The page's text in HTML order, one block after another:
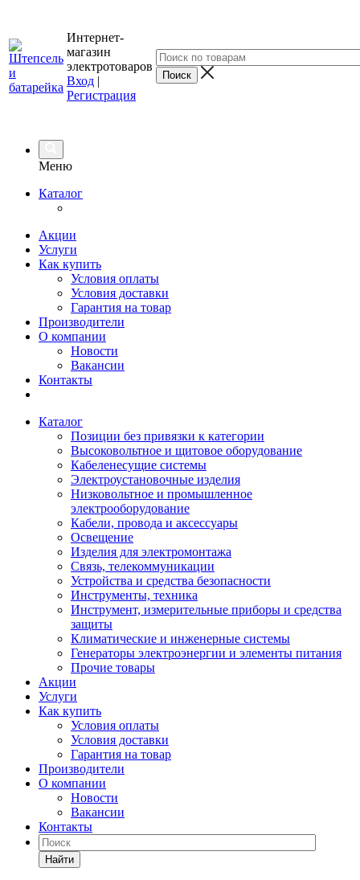
Интернет-
магазин
электротоваров
Вход |
Регистрация
Меню
Каталог
Акции
Услуги
Как купить
Условия оплаты
Условия доставки
Гарантия на товар
Производители
О компании
Новости
Вакансии
Контакты
Каталог
Позиции без привязки к категории
Высоковольтное и щитовое оборудование
Кабеленесущие системы
Электроустановочные изделия
Низковольтное и промышленное
электрооборудование
Кабели, провода и аксессуары
Освещение
Изделия для электромонтажа
Связь, телекоммуникации
Устройства и средства безопасности
Инструменты, техника
Инструмент, измерительные приборы и средства
защиты
Климатические и инженерные системы
Генераторы электроэнергии и элементы питания
Прочие товары
Акции
Услуги
Как купить
Условия оплаты
Условия доставки
Гарантия на товар
Производители
О компании
Новости
Вакансии
Контакты
Найти